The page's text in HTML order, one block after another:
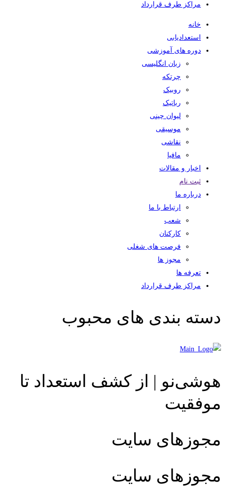
مراکز طرف قرارداد
خانه
استعدادیابی
دوره های آموزشی
زبان انگلیسی
چرتکه
روبیک
رباتیک
لیوان چینی
موسیقی
نقاشی
مافیا
اخبار و مقالات
ثبت نام
درباره ما
ارتباط با ما
شعب
کارکنان
فرصت های شغلی
مجوز ها
تعرفه ها
مراکز طرف قرارداد
دسته بندی های محبوب
هوشی‌نو | از کشف استعداد تا
موفقیت
مجوزهای سایت
مجوزهای سایت